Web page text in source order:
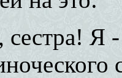
Я